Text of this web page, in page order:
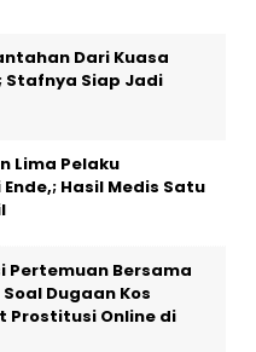
Dari Kuasa
Stafnya Siap Jadi
Lima Pelaku
Hasil Medis Satu
Pertemuan Bersama
Dugaan Kos
Prostitusi Online di